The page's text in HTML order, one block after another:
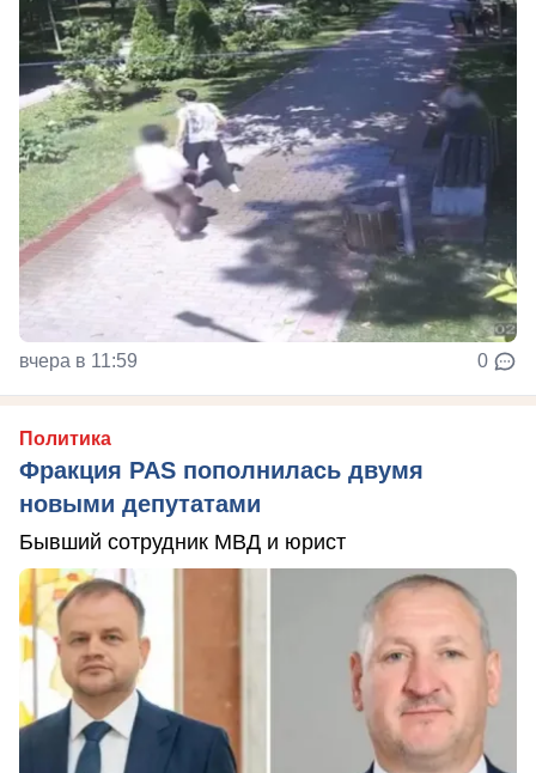
вчера в 11:59 0
Политика
Фракция PAS пополнилась двумя
новыми депутатами
Бывший сотрудник МВД и юрист